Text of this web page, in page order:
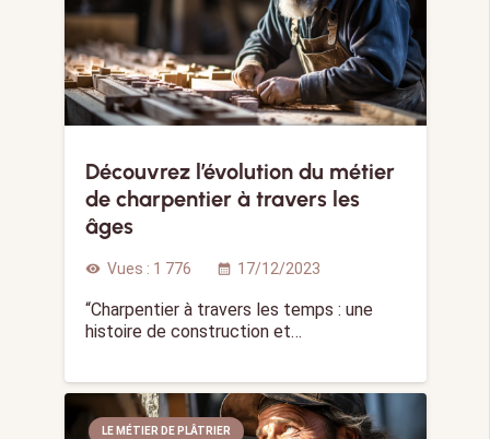
Découvrez l’évolution du métier
de charpentier à travers les
âges
visibility Vues : 1 776 calendar_month 17/12/2023
“Charpentier à travers les temps : une
histoire de construction et…
LE MÉTIER DE PLÂTRIER